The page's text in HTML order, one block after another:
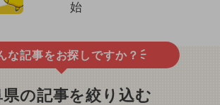
始
な記事をお探しですか？
県の記事を絞り込む